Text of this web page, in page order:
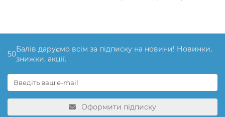
50
Балів даруємо всім за підписку на новини! Новинки,
знижки, акції.
Оформити підписку